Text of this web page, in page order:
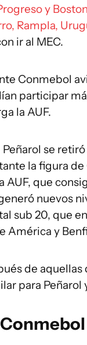
y
Rampla,
ir al MEC.
Conmebol
participar
la AUF.
se
la figura de
AUF, que
nuevos
sub 20, que
América y
de
para